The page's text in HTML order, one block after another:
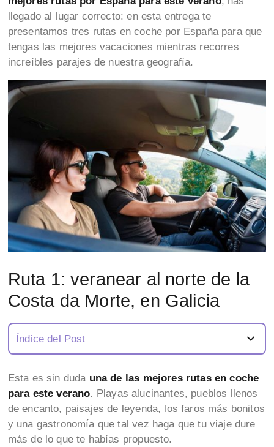
llegado al lugar correcto: en esta entrega te
presentamos tres rutas en coche por España para que
tengas las mejores vacaciones mientras recorres
increíbles parajes de nuestra geografía.
Ruta 1: veranear al norte de la
Costa da Morte, en Galicia
Índice del Post
Esta es sin duda una de las mejores rutas en coche
para este verano. Playas alucinantes, pueblos llenos
de encanto, paisajes de leyenda, los faros más bonitos
y una gastronomía que tal vez haga que tu viaje dure
más de lo que te habías propuesto.